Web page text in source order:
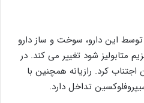
با توجه به مهار سیتوکروم p450 توسط این دارو، سوخت و ساز دارو
متابولیز شود تغییر می کند. در
اجتناب کرد. رازیانه همچنین با
تداخل دارد.